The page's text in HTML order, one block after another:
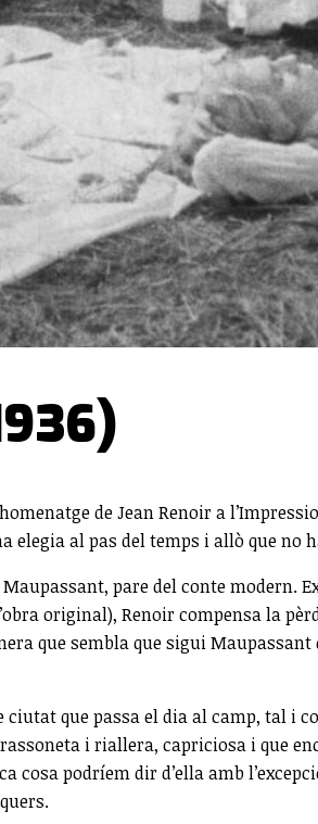
de Jean Renoir a
elegia al pas del temps i allò que no
pare del conte modern.
original), Renoir compensa la
que sembla que sigui
que passa el dia al camp, tal i
i riallera, capriciosa i que
podríem dir d’ella amb